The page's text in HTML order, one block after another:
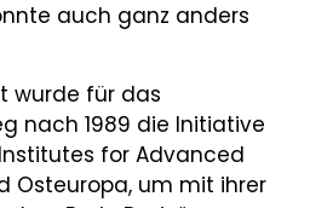
auch ganz anders
wurde für das
nach 1989 die Initiative
for Advanced
Osteuropa, um mit ihrer